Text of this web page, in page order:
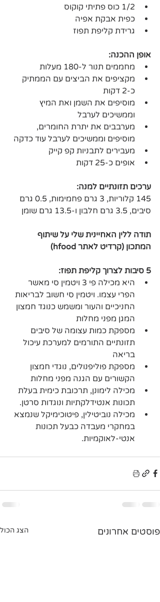
1/2 כוס פתיתי קוקוס
כפית אבקת אפיה
גרידת קליפת תפוז
אופן ההכנה:
מחממים תנור ל-180 מעלות
מקציפים את הביצים עם הממתיק
כ-2 דקות
מוסיפים את השמן ואת המיץ
וממשיכים לערבל
מערבבים את יתרת החומרים,
מוסיפים וממשיכים לערבל עוד כדקה
מעבירים לתבניות קפ קייק
אופים כ-25 דקות
ערכים תזונתיים למנה:
145 קלוריות, 3 גרם פחמימות, 0.5 גרם
סיבים, 3.5 גרם חלבון ו-13.5 גרם שומן
תודה ללין האחיינית שלי על שיתוף
המתכון (קרדיט לאתר hfood)
5 סיבות לצרוך קליפת תפוז:
היא מכילה פי 3 ויטמין סי מאשר
הפרי עצמו. ויטמין סי חשוב לבריאות
החניכיים והעור ומשמש כנוגד חמצון
המגן מפני מחלות
מספקת כמות עצומה של סיבים
תזונתיים התורמים למערכת עיכול
בריאה
מספקת פוליפנולים, נוגדי חמצון
הקשורים עם הגנה מפני מחלות
מכילה לימונן, תרכובת כימית בעלת
תכונות אנטידלקתיות ונוגדות סרטן.
מכילה נוביטילין, פיטוכימיקל שנמצא
במחקרי מעבדה כבעל תכונות
אנטי-לאוקמיות.
פוסטים אחרונים הצג הכול